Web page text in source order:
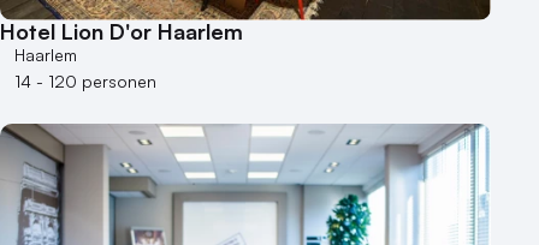
Hotel Lion D'or Haarlem
Haarlem
14 - 120 personen